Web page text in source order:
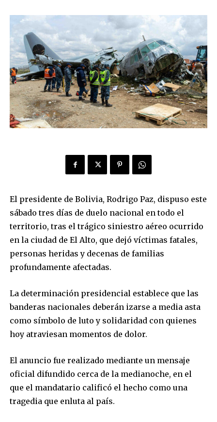
El presidente de Bolivia, Rodrigo Paz, dispuso este
sábado tres días de duelo nacional en todo el
territorio, tras el trágico siniestro aéreo ocurrido
en la ciudad de El Alto, que dejó víctimas fatales,
personas heridas y decenas de familias
profundamente afectadas.
La determinación presidencial establece que las
banderas nacionales deberán izarse a media asta
como símbolo de luto y solidaridad con quienes
hoy atraviesan momentos de dolor.
El anuncio fue realizado mediante un mensaje
oficial difundido cerca de la medianoche, en el
que el mandatario calificó el hecho como una
tragedia que enluta al país.